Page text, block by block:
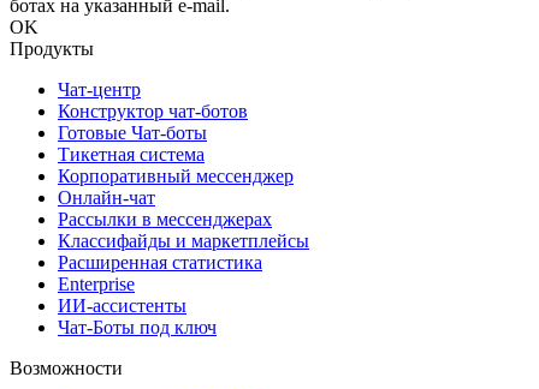
ботах на указанный e-mail.
OK
Продукты
Чат-центр
Конструктор чат-ботов
Готовые Чат-боты
Тикетная система
Корпоративный мессенджер
Онлайн-чат
Рассылки в мессенджерах
Классифайды и маркетплейсы
Расширенная статистика
Enterprise
ИИ-ассистенты
Чат-Боты под ключ
Возможности